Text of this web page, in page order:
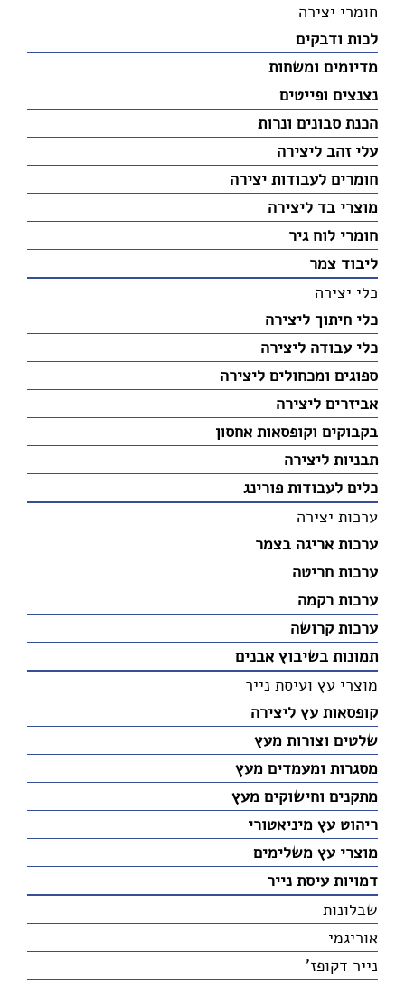
חומרי יצירה
לכות ודבקים
מדיומים ומשחות
נצנצים ופייטים
הכנת סבונים ונרות
עלי זהב ליצירה
חומרים לעבודות יצירה
מוצרי בד ליצירה
חומרי לוח גיר
ליבוד צמר
כלי יצירה
כלי חיתוך ליצירה
כלי עבודה ליצירה
ספוגים ומכחולים ליצירה
אביזרים ליצירה
בקבוקים וקופסאות אחסון
תבניות ליצירה
כלים לעבודות פורינג
ערכות יצירה
ערכות אריגה בצמר
ערכות חריטה
ערכות רקמה
ערכות קרושה
תמונות בשיבוץ אבנים
מוצרי עץ ועיסת נייר
קופסאות עץ ליצירה
שלטים וצורות מעץ
מסגרות ומעמדים מעץ
מתקנים וחישוקים מעץ
ריהוט עץ מיניאטורי
מוצרי עץ משלימים
דמויות עיסת נייר
שבלונות
אוריגמי
נייר דקופז'